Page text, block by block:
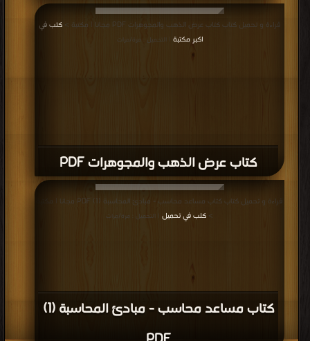
كتاب عرض الذهب والمجوهرات PDF
قراءة و تحميل كتاب كتاب عرض الذهب والمجوهرات PDF مجانا | مكتبة >
كتب في
اكبر مكتبة
| التحميل : مرة/مرات
كتاب مساعد محاسب - مبادئ المحاسبة (1)
قراءة و تحميل كتاب كتاب مساعد محاسب - مبادئ المحاسبة (1) PDF مجانا | مكتبة
> كتب في تحميل | التحميل : مرة/مرات